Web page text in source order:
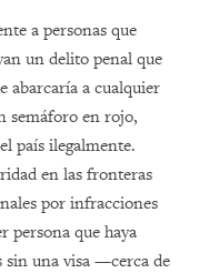
a personas que
un delito penal que
abarcaría a cualquier
semáforo en rojo,
país ilegalmente.
en las fronteras
por infracciones
persona que haya
sin una visa —cerca de